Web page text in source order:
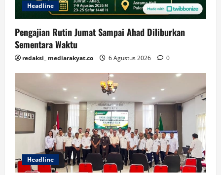
Headline
Pengajian Rutin Jumat Sampai Ahad Diliburkan
Sementara Waktu
redaksi_ mediarakyat.co 6 Agustus 2026 0
Headline